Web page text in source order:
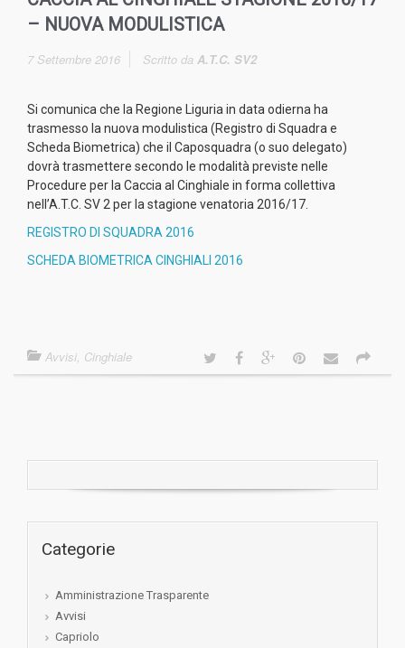
– NUOVA MODULISTICA
7 Settembre 2016 Scritto da A.T.C. SV2
Si comunica che la Regione Liguria in data odierna ha
trasmesso la nuova modulistica (Registro di Squadra e
Scheda Biometrica) che il Caposquadra (o suo delegato)
dovrà trasmettere secondo le modalità previste nelle
Procedure per la Caccia al Cinghiale in forma collettiva
nell’A.T.C. SV 2 per la stagione venatoria 2016/17.
REGISTRO DI SQUADRA 2016
SCHEDA BIOMETRICA CINGHIALI 2016
Avvisi, Cinghiale
Categorie
Amministrazione Trasparente
Avvisi
Capriolo